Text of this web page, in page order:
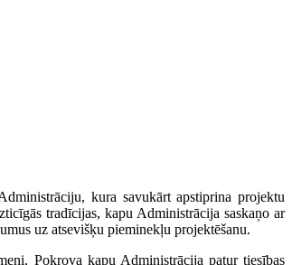
kura savukārt apstiprina projektu
tradīcijas, kapu Administrācija saskaņo ar
uz atsevišķu pieminekļu projektēšanu.
Pokrova kapu Administrācija patur tiesības